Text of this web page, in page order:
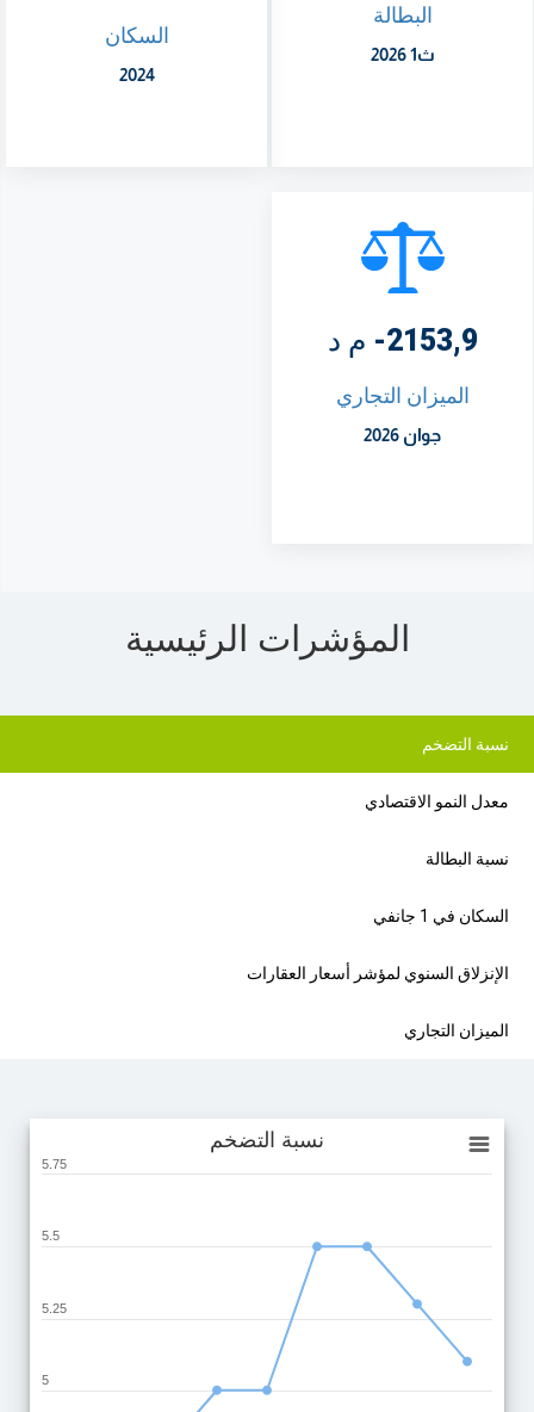
البطالة
ث1 2026
السكان
2024
2153,9- م د
الميزان التجاري
جوان 2026
المؤشرات الرئيسية
نسبة التضخم
معدل النمو الاقتصادي
نسبة البطالة
السكان في 1 جانفي
الإنزلاق السنوي لمؤشر أسعار العقارات
الميزان التجاري
نسبة التضخم
Line chart with 9 data points.
The chart has 1 X axis displaying categories.
The chart has 1 Y axis displaying values. Range: 4.75 to 5.75.
5
5.25
5.5
5.75
نسبة التضخم